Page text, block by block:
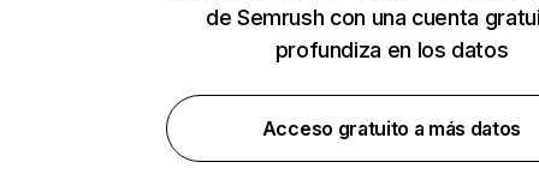
de Semrush con una cuenta
profundiza en los datos
Acceso gratuito a más datos